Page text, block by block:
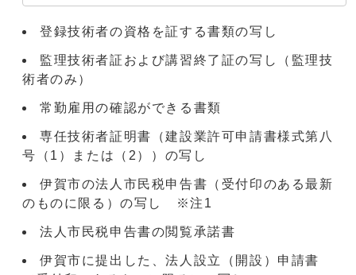
登録技術者の資格を証する書類の写し
監理技術者証および講習終了証の写し（監理技
術者のみ）
常勤雇用の確認ができる書類
専任技術者証明書（建設業許可申請書様式第八
号（1）または（2））の写し
伊賀市の法人市民税申告書（受付印のある最新
のものに限る）の写し ※注1
法人市民税申告書の閲覧承諾書
伊賀市に提出した、法人設立（開設）申請書